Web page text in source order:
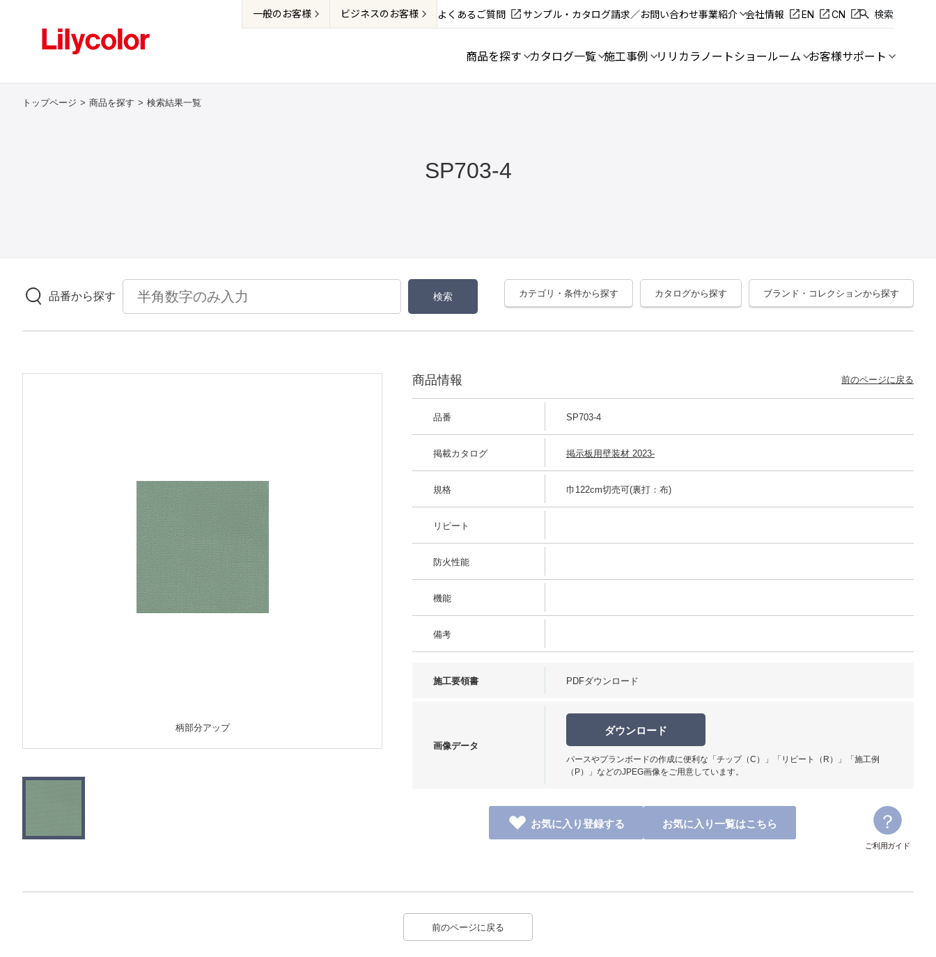
一般のお客様 ビジネスのお客様 よくあるご質問 サンプル・カタログ請求／お問い合わせ事業紹介 会社情報 EN CN 検索
商品を探す カタログ一覧 施工事例 リリカラノートショールーム お客様サポート
トップページ 商品を探す 検索結果一覧
SP703-4
品番から探す カテゴリ・条件から探す カタログから探す ブランド・コレクションから探す
柄部分アップ
商品情報 前のページに戻る
品番 SP703-4
掲載カタログ 掲示板用壁装材 2023-
規格 巾122cm切売可(裏打：布)
リピート
防火性能
機能
備考
施工要領書 PDFダウンロード
画像データ
ダウンロード
パースやプランボードの作成に便利な「チップ（C）」「リピート（R）」「施工例
（P）」などのJPEG画像をご用意しています。
お気に入り一覧はこちら
前のページに戻る